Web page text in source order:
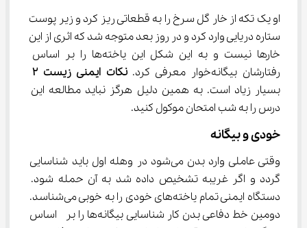
او یک تکه از خار گل سرخ را به قطعاتی ریز کرد و زیر پوست
ستاره دریایی وارد کرد و در روز بعد متوجه شد که اثری از این
خارها نیست و به این شکل این یاخته‌ها را بر اساس
رفتارشان بیگانه‌خوار معرفی کرد.
نکات ایمنی زیست ۲
بسیار زیاد است. به همین دلیل هرگز نباید مطالعه این
درس را به شب امتحان موکول کنید.
خودی و بیگانه
وقتی عاملی وارد بدن می‌شود در وهله اول باید شناسایی
گردد و اگر غریبه تشخیص داده شد به آن حمله شود.
دستگاه ایمنی تمام یاخته‌های خودی را به خوبی می‌شناسد.
دومین خط دفاعی بدن کار شناسایی بیگانه‌ها را بر  اساس